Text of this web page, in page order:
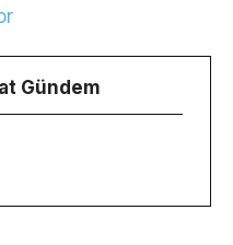
Gündem